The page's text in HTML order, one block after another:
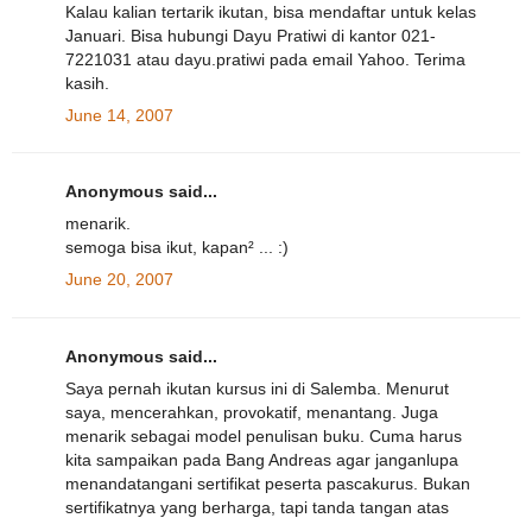
Kalau kalian tertarik ikutan, bisa mendaftar untuk kelas
Januari. Bisa hubungi Dayu Pratiwi di kantor 021-
7221031 atau dayu.pratiwi pada email Yahoo. Terima
kasih.
June 14, 2007
Anonymous said...
menarik.
semoga bisa ikut, kapan² ... :)
June 20, 2007
Anonymous said...
Saya pernah ikutan kursus ini di Salemba. Menurut
saya, mencerahkan, provokatif, menantang. Juga
menarik sebagai model penulisan buku. Cuma harus
kita sampaikan pada Bang Andreas agar janganlupa
menandatangani sertifikat peserta pascakurus. Bukan
sertifikatnya yang berharga, tapi tanda tangan atas